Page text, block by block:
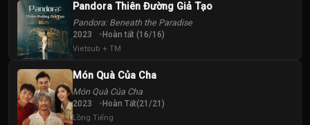
Pandora Thiên Đường Giả Tạo
Pandora: Beneath the Paradise
2023 Hoàn tất (16/16)
Vietsub + TM
Món Quà Của Cha
Món Quà Của Cha
2023 Hoàn Tất(21/21)
Lồng Tiếng